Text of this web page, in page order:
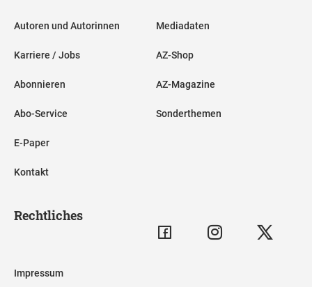
Autoren und Autorinnen
Karriere / Jobs
Abonnieren
Abo-Service
E-Paper
Kontakt
Mediadaten
AZ-Shop
AZ-Magazine
Sonderthemen
Rechtliches
Impressum